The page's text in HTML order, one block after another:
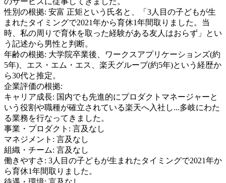
性別の根拠: 安富 正矩という氏名と、「3人目の子どもが生
まれたタイミングで2021年から育休1年間取りました。当
時、私の周りで育休を取った経験がある友人はおらず」とい
う記述から男性と判断。
年齢の根拠: 大学院卒業後、ワークスアプリケーションズ(約
5年)、エス・エム・エス、楽天グループ(約5年)という経歴か
ら30代と推定。
企業評価の根拠:
キャリア成長: 国内でも先進的にプロダクトマネージャーと
いう役割や職種が確立されている楽天へ入社し...多岐にわた
る業務を行なってきました。
事業・プロダクト : 言及なし
マネジメント : 言及なし
組織・チーム: 言及なし
働きやすさ : 3人目の子どもが生まれたタイミングで2021年か
ら育休1年間取りました。